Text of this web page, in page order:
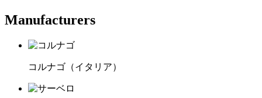
Manufacturers
コルナゴ （イタリア）